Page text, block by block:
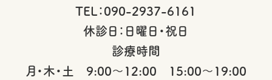
TEL：090-2937-6161
休診日：日曜日・祝日
診療時間
月・木・土 9:00～12:00 15:00～19:00